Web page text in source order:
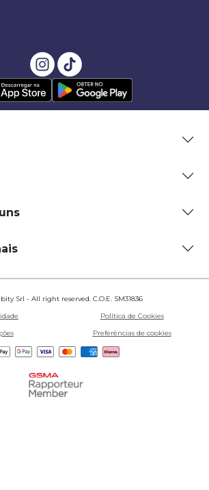
Srl - All right reserved. C.O.E. SM31836
Política de Cookies
Preferências de cookies